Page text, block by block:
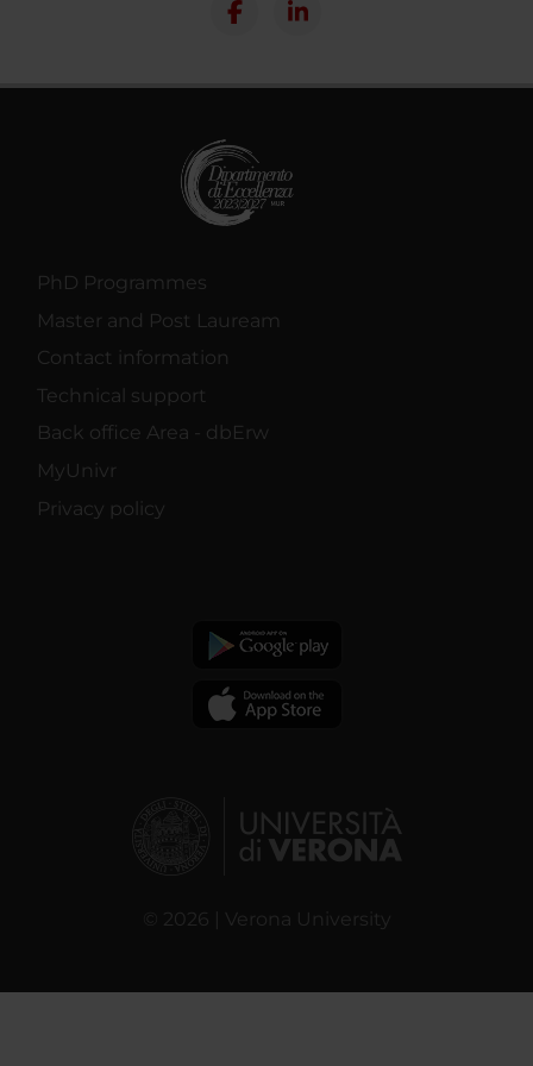
PhD Programmes
Master and Post Lauream
Contact information
Technical support
Back office Area - dbErw
MyUnivr
Privacy policy
© 2026 | Verona University